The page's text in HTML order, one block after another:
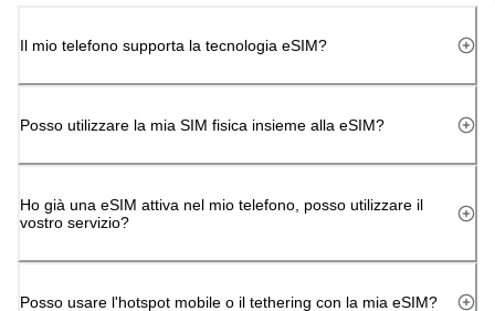
Il mio telefono supporta la tecnologia eSIM?
Posso utilizzare la mia SIM fisica insieme alla eSIM?
Ho già una eSIM attiva nel mio telefono, posso utilizzare il
vostro servizio?
Posso usare l'hotspot mobile o il tethering con la mia eSIM?